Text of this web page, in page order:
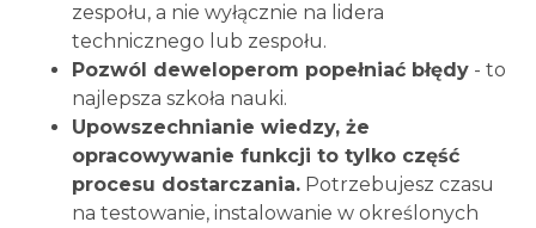
zespołu, a nie wyłącznie na lidera
technicznego lub zespołu.
Pozwól deweloperom popełniać błędy - to
najlepsza szkoła nauki.
Upowszechnianie wiedzy, że
opracowywanie funkcji to tylko część
procesu dostarczania. Potrzebujesz czasu
na testowanie, instalowanie w określonych